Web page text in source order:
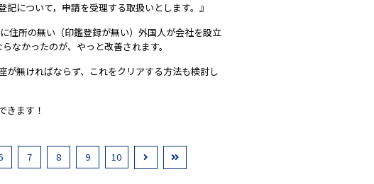
について，申請を受理する取扱いとします。』
住所の無い（印鑑登録が無い）外国人が会社を設立
なかったのが、やっと改善されます。
無ければならず、これをクリアする方法も検討し
きます！
7 8 9 10